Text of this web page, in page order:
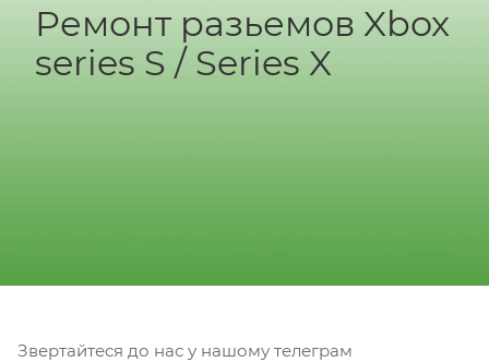
Ремонт разьемов Xbox
series S / Series X
Звертайтеся до нас у нашому телеграм